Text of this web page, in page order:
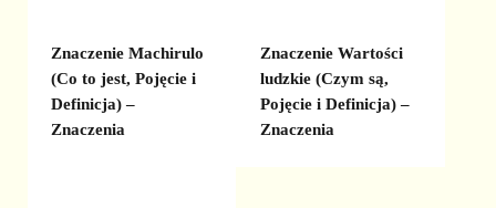
Znaczenie Machirulo
(Co to jest, Pojęcie i
Definicja) –
Znaczenia
Znaczenie Wartości
ludzkie (Czym są,
Pojęcie i Definicja) –
Znaczenia